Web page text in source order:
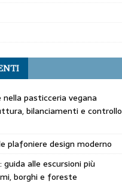
pasticceria vegana
bilanciamenti e controllo
plafoniere design moderno
guida alle escursioni più
borghi e foreste